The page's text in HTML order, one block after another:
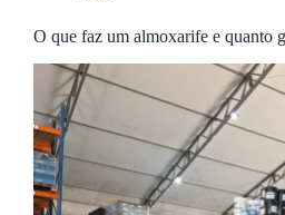
O que faz um almoxarife e quanto